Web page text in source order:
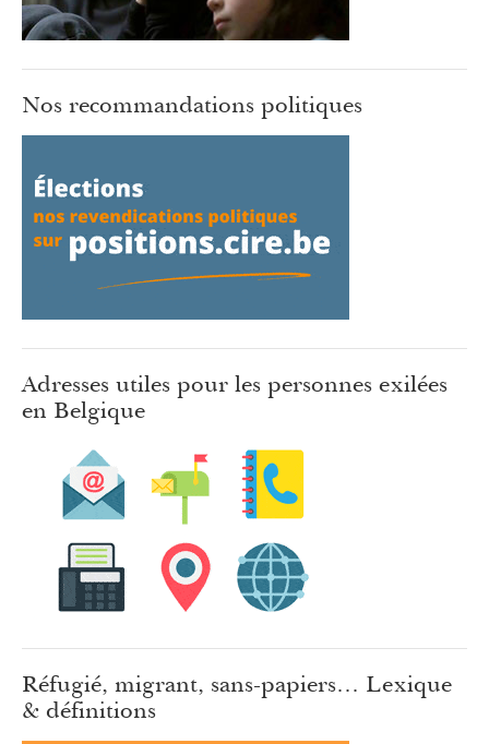
Nos recommandations politiques
Adresses utiles pour les personnes exilées
en Belgique
Réfugié, migrant, sans-papiers… Lexique
& définitions